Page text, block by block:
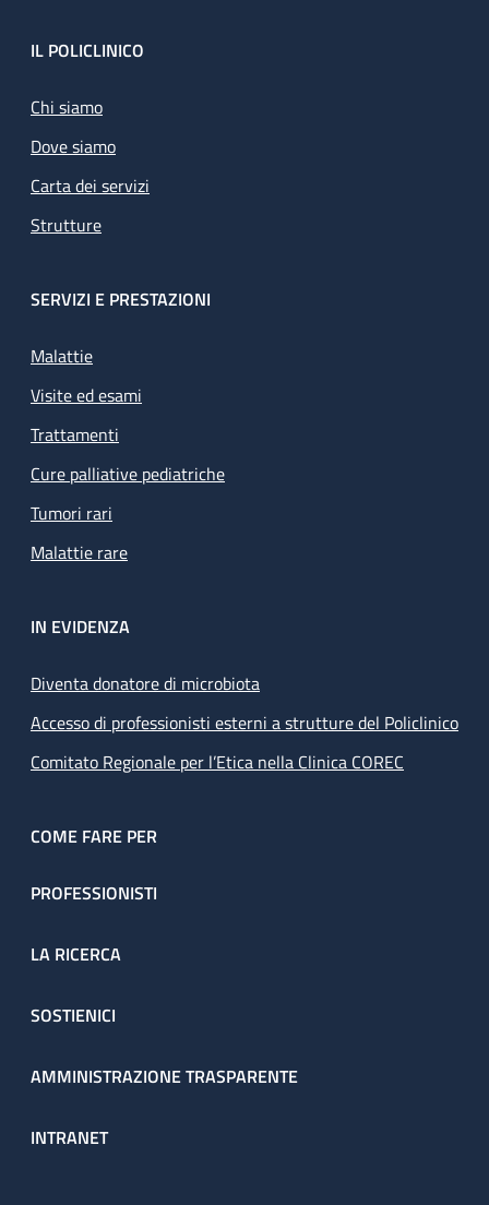
Footer
IL POLICLINICO
Chi siamo
Dove siamo
Carta dei servizi
Strutture
SERVIZI E PRESTAZIONI
Malattie
Visite ed esami
Trattamenti
Cure palliative pediatriche
Tumori rari
Malattie rare
IN EVIDENZA
Diventa donatore di microbiota
Accesso di professionisti esterni a strutture del Policlinico
Comitato Regionale per l’Etica nella Clinica COREC
COME FARE PER
PROFESSIONISTI
LA RICERCA
SOSTIENICI
AMMINISTRAZIONE TRASPARENTE
INTRANET